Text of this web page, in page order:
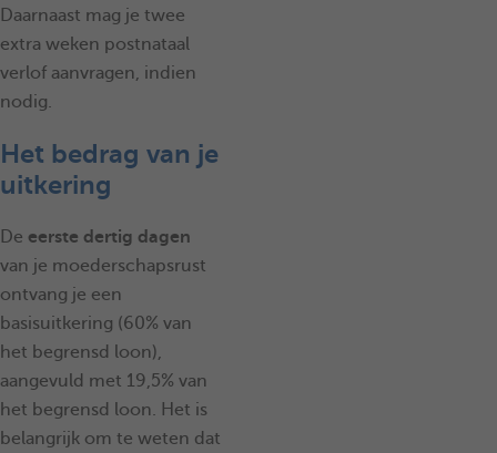
Daarnaast mag je twee
extra weken postnataal
verlof aanvragen, indien
nodig.
Het bedrag van je
uitkering
De eerste dertig dagen
van je moederschapsrust
ontvang je een
basisuitkering (60% van
het begrensd loon),
aangevuld met 19,5% van
het begrensd loon. Het is
belangrijk om te weten dat